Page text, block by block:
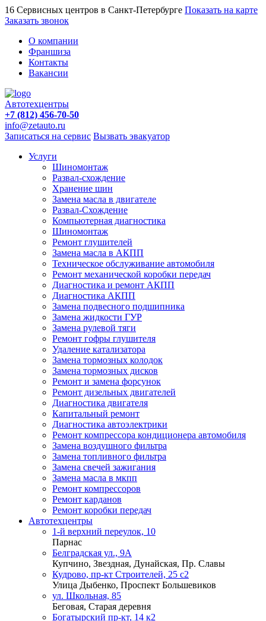
16 Сервисных центров в Санкт-Петербурге Показать на карте
Заказать звонок
О компании
Франшиза
Контакты
Вакансии
Автотехцентры
+7 (812) 456-70-50
info@zetauto.ru
Записаться на сервис Вызвать эвакуатор
Услуги
Шиномонтаж
Развал-схождение
Хранение шин
Замена масла в двигателе
Развал-Схождение
Компьютерная диагностика
Шиномонтаж
Ремонт глушителей
Замена масла в АКПП
Техническое обслуживание автомобиля
Ремонт механической коробки передач
Диагностика и ремонт АКПП
Диагностика АКПП
Замена подвесного подшипника
Замена жидкости ГУР
Замена рулевой тяги
Ремонт гофры глушителя
Удаление катализатора
Замена тормозных колодок
Замена тормозных дисков
Ремонт и замена форсунок
Ремонт дизельных двигателей
Диагностика двигателя
Капитальный ремонт
Диагностика автоэлектрики
Ремонт компрессора кондиционера автомобиля
Замена воздушного фильтра
Замена топливного фильтра
Замена свечей зажигания
Замена масла в мкпп
Ремонт компрессоров
Ремонт карданов
Ремонт коробки передач
Автотехцентры
1-й верхний переулок, 10
Парнас
Белградская ул., 9А
Купчино, Звездная, Дунайская, Пр. Славы
Кудрово, пр-кт Строителей, 25 с2
Улица Дыбенко, Проспект Большевиков
ул. Школьная, 85
Беговая, Старая деревня
Богатырский пр-кт, 14 к2